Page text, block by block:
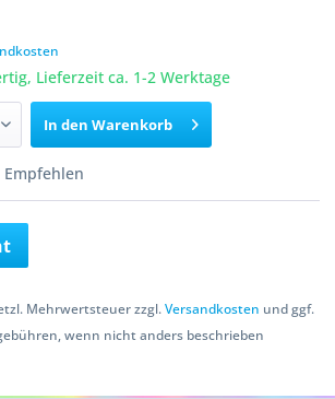
Lieferzeit ca. 1-2 Werktage
In den Warenkorb
Empfehlen
Mehrwertsteuer zzgl.Versandkosten und ggf.
wenn nicht anders beschrieben